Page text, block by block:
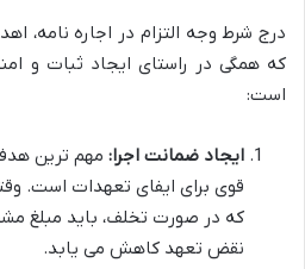
درج شرط وجه التزام در اجاره نامه،
که همگی در راستای ایجاد ثبات و
است:
ایجاد ضمانت اجرا: مهم ترین
قوی برای ایفای تعهدات است.
که در صورت تخلف، باید مبلغ
نقض تعهد کاهش می یابد.